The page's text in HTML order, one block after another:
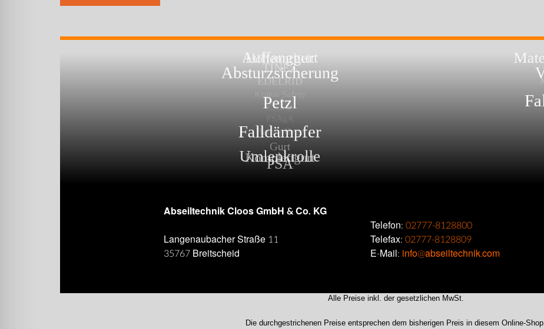
Abseiltechnik Cloos GmbH & Co. KG
Langenaubacher Straße 11
35767 Breitscheid
Telefon:02777-8128800
Telefax:02777-8128809
E-Mail: info@abseiltechnik.com
Alle Preise inkl. der gesetzlichen MwSt.
Die durchgestrichenen Preise entsprechen dem bisherigen Preis in diesem Online-Shop.